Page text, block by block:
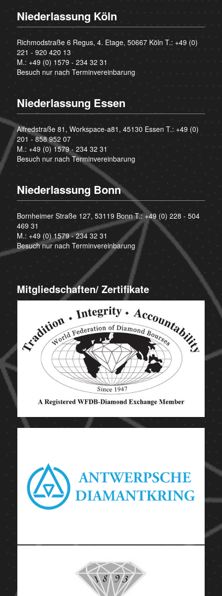
Niederlassung Köln
Richmodstraße 6 Regus, 4. Etage, 50667 Köln T.: +49 (0)
221 - 920 420 13
M.: +49 (0) 1579 - 234 32 31
Besuch nur nach Terminvereinbarung
Niederlassung Essen
Alfredstraße 81, Workspace-a81, 45130 Essen T.: +49 (0)
201 - 858 952 07
M.: +49 (0) 1579 - 234 32 31
Besuch nur nach Terminvereinbarung
Niederlassung Bonn
Bornheimer Straße 127, 53119 Bonn T.:+49 (0) 228 - 504
469 31
M.: +49 (0) 1579 - 234 32 31
Besuch nur nach Terminvereinbarung
Mitgliedschaften/ Zertifikate